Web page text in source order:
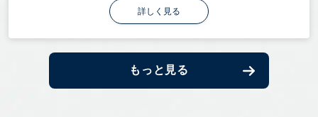
詳しく見る
もっと見る